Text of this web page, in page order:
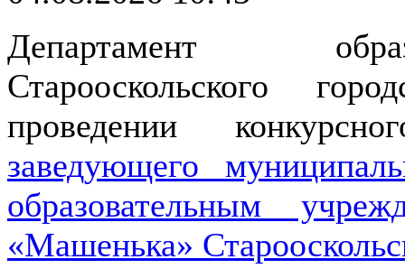
Департамент
Старооскольского
проведении
заведующего
образовательным
«Машенька»